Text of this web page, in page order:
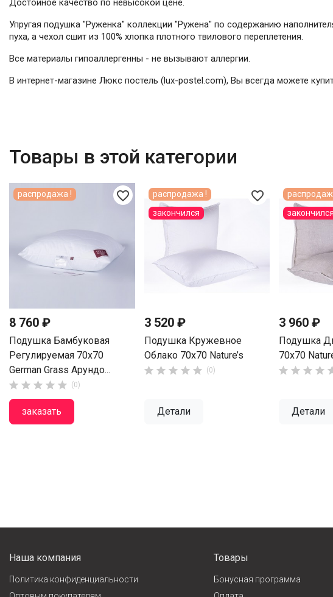
Достойное качество по невысокой цене.
Упругая подушка "Руженка" коллекции "Ружена" по содержанию
пуха, а чехол сшит из 100% хлопка плотного твилового переплетения.
Все материалы гипоаллергенны - не вызывают аллергии.
В интернет-магазине Люкс постель (lux-postel.com), Вы всегда можете
Товары в этой категории
favorite_border
8 760 ₽
Подушка Бамбуковая
Регулируемая 70х70
German Grass Арундо...
     (0)
заказать
распродажа ! favorite_border
3 520 ₽
Подушка Кружевное
Облако 70x70 Nature’s
     (0)
Детали
распродажа !
закончился
3 960 ₽
Подушка
70x70
   
Детали
закончился
Наша компания
Политика конфиденциальности
Товары
Бонусная программа